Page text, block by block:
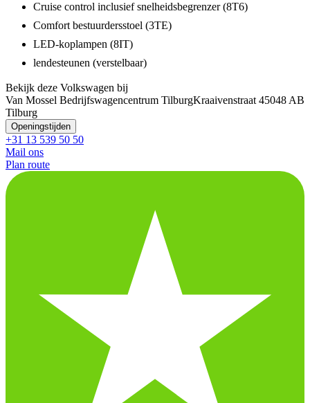
Cruise control inclusief snelheidsbegrenzer (8T6)
Comfort bestuurdersstoel (3TE)
LED-koplampen (8IT)
lendesteunen (verstelbaar)
Bekijk deze Volkswagen bij
Van Mossel Bedrijfswagencentrum TilburgKraaivenstraat 45048 AB
Tilburg
Openingstijden
+31 13 539 50 50
Mail ons
Plan route